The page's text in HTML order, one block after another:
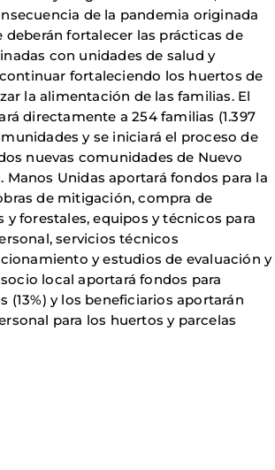
de la pandemia originada
deberán fortalecer las prácticas de
con unidades de salud y
fortaleciendo los huertos de
la alimentación de las familias. El
directamente a 254 familias (1.397
y se iniciará el proceso de
nuevas comunidades de Nuevo
Manos Unidas aportará fondos para la
de mitigación, compra de
y forestales, equipos y técnicos para
servicios técnicos
y estudios de evaluación y
local aportará fondos para
(13%) y los beneficiarios aportarán
para los huertos y parcelas